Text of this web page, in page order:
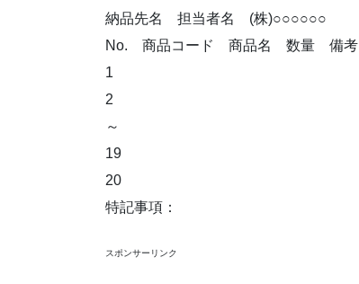
納品先名 担当者名 (株)○○○○○○
No. 商品コード 商品名 数量 備考
1
2
～
19
20
特記事項：
スポンサーリンク